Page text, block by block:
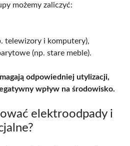
możemy zaliczyć:
telewizory i komputery),
(np. stare meble).
odpowiedniej utylizacji,
wpływ na środowisko.
elektroodpady i